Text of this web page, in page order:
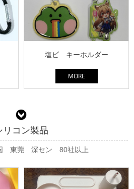
塩ビ キーホルダー
MORE
リコン製品
東莞 深セン 80社以上